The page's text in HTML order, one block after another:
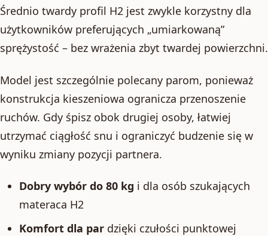
Średnio twardy profil H2 jest zwykle korzystny dla
użytkowników preferujących „umiarkowaną”
sprężystość – bez wrażenia zbyt twardej powierzchni.
Model jest szczególnie polecany parom, ponieważ
konstrukcja kieszeniowa ogranicza przenoszenie
ruchów. Gdy śpisz obok drugiej osoby, łatwiej
utrzymać ciągłość snu i ograniczyć budzenie się w
wyniku zmiany pozycji partnera.
Dobry wybór do 80 kg i dla osób szukających
materaca H2
Komfort dla pardzięki czułości punktowej